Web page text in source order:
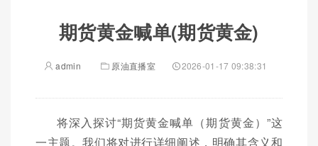
期货黄金喊单(期货黄金)
admin 原油直播室 2026-01-17 09:38:31
将深入探讨“期货黄金喊单（期货黄金）”这
一主题。我们将对进行详细阐述，明确其含义和